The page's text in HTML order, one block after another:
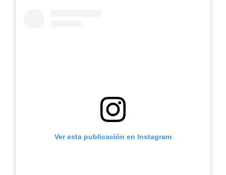
Ver esta publicación en Instagram